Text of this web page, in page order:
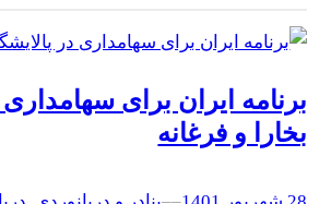
برنامه ایران برای سهامداری
بخارا و فرغانه